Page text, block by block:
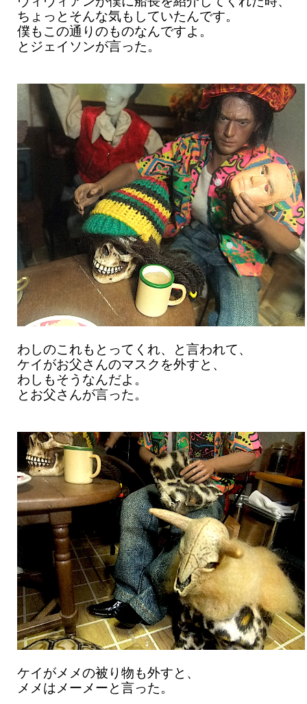
ちょっとそんな気もしていたんです。
僕もこの通りのものなんですよ。
とジェイソンが言った。
わしのこれもとってくれ、と言われて、
ケイがお父さんのマスクを外すと、
わしもそうなんだよ。
とお父さんが言った。
ケイがメメの被り物も外すと、
メメはメーメーと言った。